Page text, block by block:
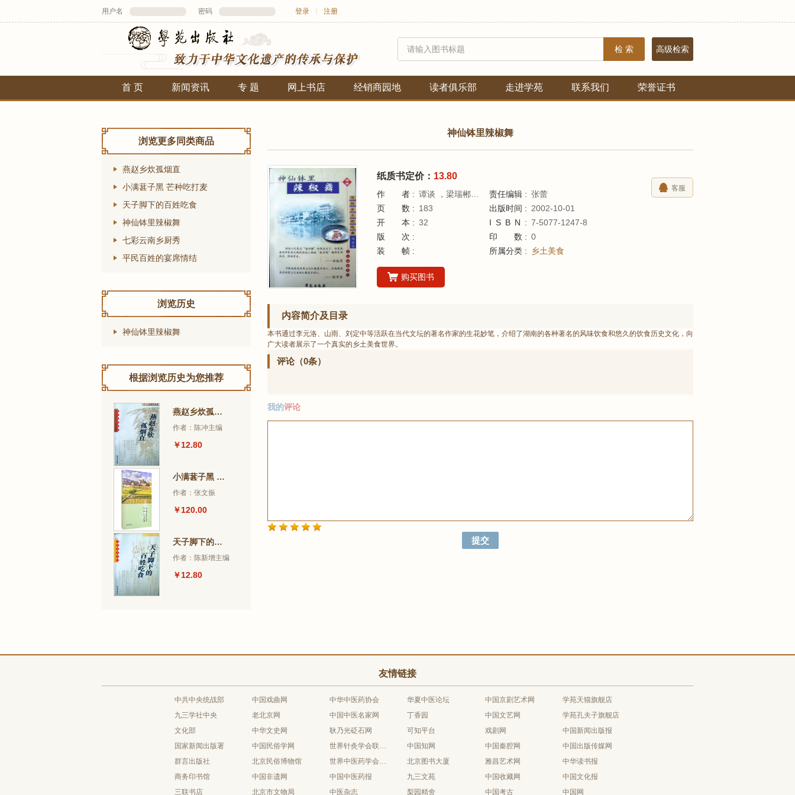
用户名 密码 登录 注册
检 索 高级检索
首 页 新闻资讯 专 题 网上书店 经销商园地 读者俱乐部 走进学苑 联系我们 荣誉证书
浏览更多同类商品
燕赵乡炊孤烟直
小满葚子黑 芒种吃打麦
天子脚下的百姓吃食
神仙钵里辣椒舞
七彩云南乡厨秀
平民百姓的宴席情结
浏览历史
神仙钵里辣椒舞
根据浏览历史为您推荐
燕赵乡炊孤烟直
作者：陈冲主编
￥12.80
小满葚子黑 芒种吃打麦
作者：张文振
￥120.00
天子脚下的百姓吃食
作者：陈新增主编
￥12.80
神仙钵里辣椒舞
纸质书定价： 13.80
作者谭谈 ，梁瑞郴主编 责任编辑
张蕾
页数183 出版时间
2002-10-01
开本
32 ISBN
7-5077-1247-8
版次
印数
0
装帧
所属分类 乡土美食
购买图书
客服
内容简介及目录
本书通过李元洛、山雨、刘定中等活跃在当代文坛的著名作家的生花妙笔，介绍了湖南的各种著名的风味饮食和悠久的饮食历史文化，向
广大读者展示了一个真实的乡土美食世界。
评论（0条）
我的评论
友情链接
中共中央统战部
九三学社中央
文化部
国家新闻出版署
群言出版社
商务印书馆
三联书店
中国戏曲网
老北京网
中华文史网
中国民俗学网
北京民俗博物馆
中国非遗网
北京市文物局
中华中医药协会
中国中医名家网
耿乃光砭石网
世界针灸学会联合会
世界中医药学会联合会
中国中医药报
中医杂志
华夏中医论坛
丁香园
可知平台
中国知网
北京图书大厦
九三文苑
梨园精舍
中国京剧艺术网
中国文艺网
戏剧网
中国秦腔网
雅昌艺术网
中国收藏网
中国考古
学苑天猫旗舰店
学苑孔夫子旗舰店
中国新闻出版报
中国出版传媒网
中华读书报
中国文化报
中国网